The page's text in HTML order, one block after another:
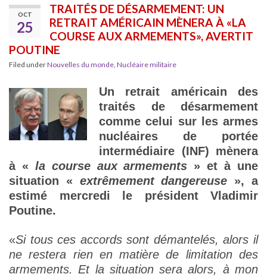
OCT
25
TRAITÉS DE DÉSARMEMENT: UN
RETRAIT AMÉRICAIN MÈNERA À «LA
COURSE AUX ARMEMENTS», AVERTIT
POUTINE
Filed underNouvelles du monde, Nucléaire militaire
Un retrait américain des
traités de désarmement
comme celui sur les armes
nucléaires de portée
intermédiaire (INF) mènera
à « la course aux armements » et à une
situation « extrêmement dangereuse », a
estimé mercredi le président Vladimir
Poutine.
«Si tous ces accords sont démantelés, alors il
ne restera rien en matière de limitation des
armements. Et la situation sera alors, à mon